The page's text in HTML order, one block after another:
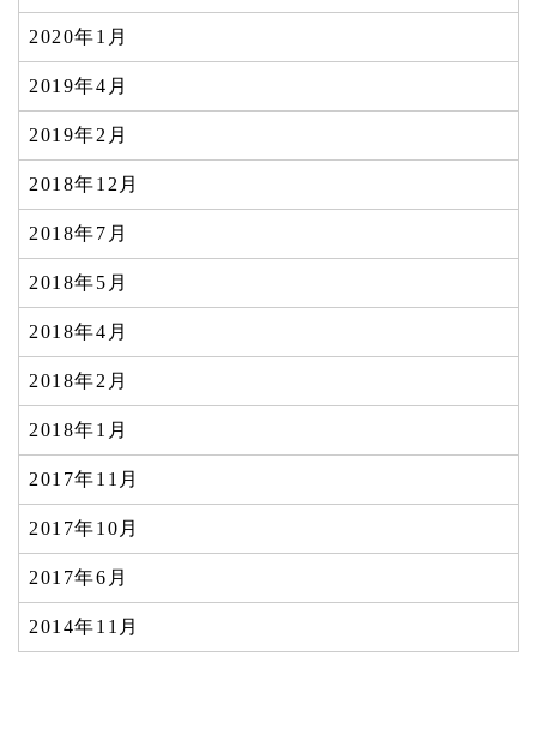
2020年1月
2019年4月
2019年2月
2018年12月
2018年7月
2018年5月
2018年4月
2018年2月
2018年1月
2017年11月
2017年10月
2017年6月
2014年11月